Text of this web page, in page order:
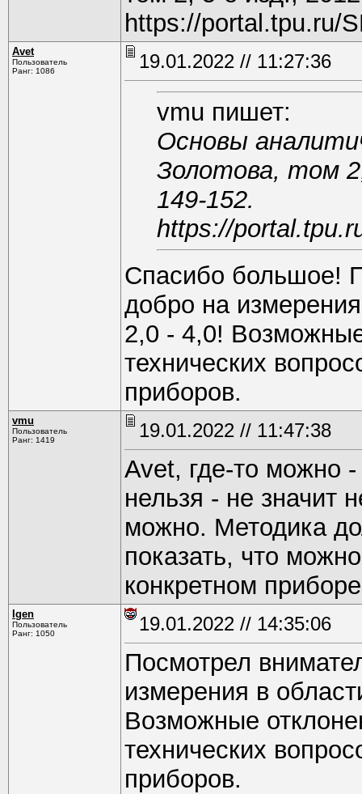
https://portal.tpu.ru/
Avet
Пользователь
Ранг: 1086
19.01.2022 // 11:27:36
vmu пишет:
Основы
Золотова, том
149-152.
https://
Спасибо большое!
добро на
2,0 - 4,0!
технических
приборов.
vmu
Пользователь
Ранг: 1419
19.01.2022 // 11:47:38
Avet, где-то можно
нельзя - не значит
можно. Методика
показать, что
конкретном
Igen
Пользователь
Ранг: 1050
19.01.2022 // 14:35:06
Посмотрел
измерения в
Возможные
технических
приборов.